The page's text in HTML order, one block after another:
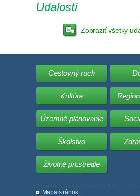
Udalosti
Zobraziť všetky
Cestovný ruch
Kultúra
Územné plánovanie
Školstvo
Životné prostredie
Mapa stránok